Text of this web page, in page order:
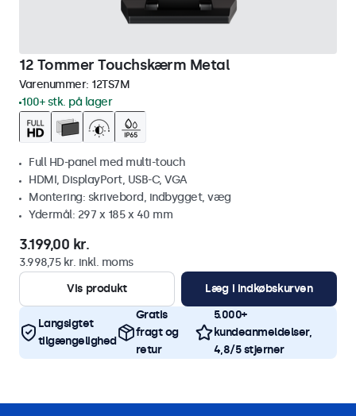
12 Tommer Touchskærm Metal
Varenummer: 12TS7M
100+ stk. på lager
Full HD-panel med multi-touch
HDMI, DisplayPort, USB-C, VGA
Montering: skrivebord, indbygget, væg
Ydermål: 297 x 185 x 40 mm
3.199,00 kr.
3.998,75 kr. inkl. moms
Vis produkt
Læg i indkøbskurven
Langsigtet
tilgængelighed
Gratis
fragt og
retur
5.000+
kundeanmeldelser,
4,8/5 stjerner